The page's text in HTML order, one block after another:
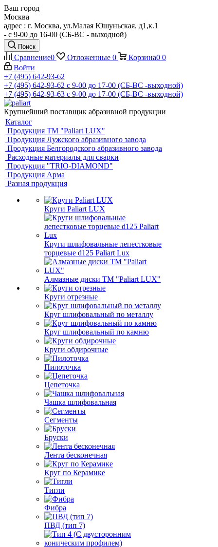
Ваш город
Москва
адрес : г. Москва, ул.Малая Юшуньская, д1,к.1
- c 9-00 до 16-00 (СБ-ВС - выходной)
Поиск
Сравнение0 Отложенные 0 Корзина0 0
Войти
+7 (495) 642-93-62
+7 (495) 642-93-62 c 9-00 до 17-00 (СБ-ВС -выходной)
+7 (495) 642-93-63 c 9-00 до 17-00 (СБ-ВС -выходной)
Крупнейший поставщик абразивной продукции
Каталог
Продукция ТМ "Paliart LUX"
Продукция Лужского абразивного завода
Продукция Белгородского абразивного завода
Расходные материалы для сварки
Продукция "TRIO-DIAMOND"
Продукция Арма
Разная продукция
Круги Paliart LUX
Круги шлифовальные лепестковые
торцевые d125 Paliart Lux
Алмазные диски ТМ "Paliart LUX"
Круги отрезные
Круг шлифовальный по металлу
Круг шлифовальный по камню
Круги обдирочные
Пилоточка
Цепеточка
Чашка шлифовальная
Сегменты
Бруски
Лента бесконечная
Круг по Керамике
Тигли
Фибра
ПВД (тип 7)